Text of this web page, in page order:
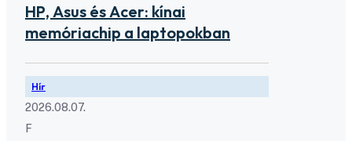
HP, Asus és Acer: kínai
memóriachip a laptopokban
Hír
2026.08.07.
F